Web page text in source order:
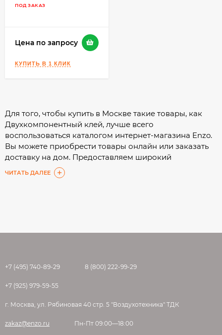
ПОД ЗАКАЗ
Цена по запросу
Для того, чтобы купить в Москве такие товары, как
Двухкомпонентный клей, лучше всего
воспользоваться каталогом интернет-магазина Enzo.
Вы можете приобрести товары онлайн или заказать
доставку на дом. Предоставляем широкий
ассортимент, а подробные характеристики помогут
Вам сделать выбор с минимальными затратами
ЧИТАТЬ ДАЛЕЕ
+7 (495) 740-89-29 8 (800) 222-99-29
+7 (925) 979-59-55
г. Москва, ул. Рябиновая 40 стр. 5 "Воздухотехника" ТДК
zakaz@enzo.ru Пн-Пт 09:00—18:00